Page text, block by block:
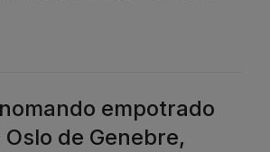
empotrado
de Genebre,